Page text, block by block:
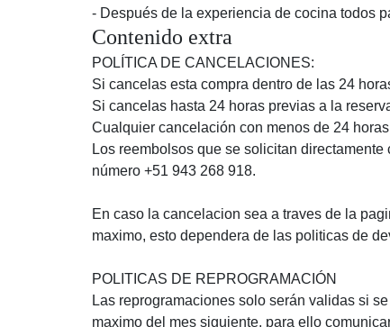
- Después de la experiencia de cocina todos
Contenido extra
POLÍTICA DE CANCELACIONES:
Si cancelas esta compra dentro de las 24
Si cancelas hasta 24 horas previas a la
Cualquier cancelación con menos de 24
Los reembolsos que se solicitan
número +51 943 268 918.
En caso la cancelacion sea a traves de la
maximo, esto dependera de las politicas de
POLITICAS DE REPROGRAMACIÓN
Las reprogramaciones solo serán validas si
maximo del mes siguiente, para ello